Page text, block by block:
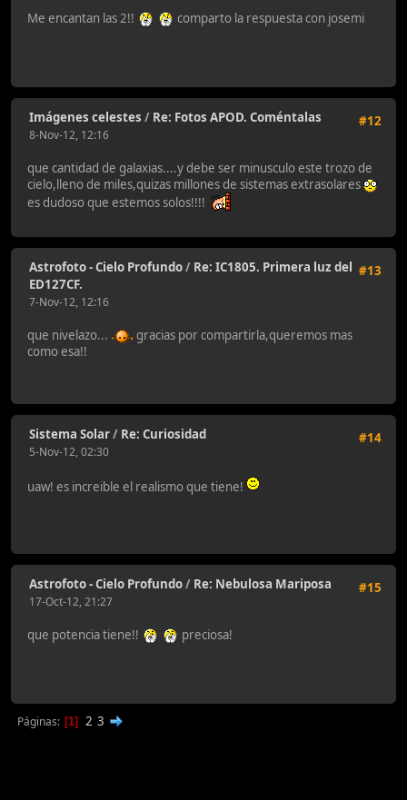
Me encantan las 2!! comparto la respuesta con josemi
#12
Imágenes celestes / Re: Fotos APOD. Coméntalas
8-Nov-12, 12:16
que cantidad de galaxias....y debe ser minusculo este trozo de
cielo,lleno de miles,quizas millones de sistemas extrasolares
es dudoso que estemos solos!!!!
#13
Astrofoto - Cielo Profundo/ Re: IC1805. Primera luz del
ED127CF.
7-Nov-12, 12:16
que nivelazo...
gracias por compartirla,queremos mas
como esa!!
#14
Sistema Solar/ Re: Curiosidad
5-Nov-12, 02:30
uaw! es increible el realismo que tiene!
#15
Astrofoto - Cielo Profundo/ Re: Nebulosa Mariposa
17-Oct-12, 21:27
que potencia tiene!! preciosa!
Páginas 1 2 3